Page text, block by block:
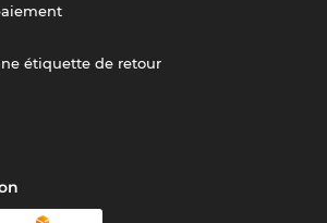
étiquette de retour